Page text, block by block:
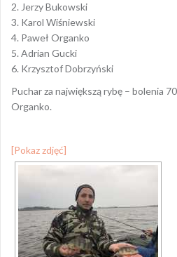
2. Jerzy Bukowski
3. Karol Wiśniewski
4. Paweł Organko
5. Adrian Gucki
6. Krzysztof Dobrzyński
Puchar za największą rybę – bolenia
Organko.
[Pokaz zdjęć]